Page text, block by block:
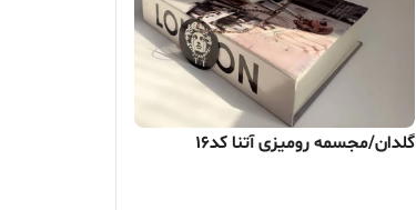
گلدان/مجسمه رومیزی آتنا کد16